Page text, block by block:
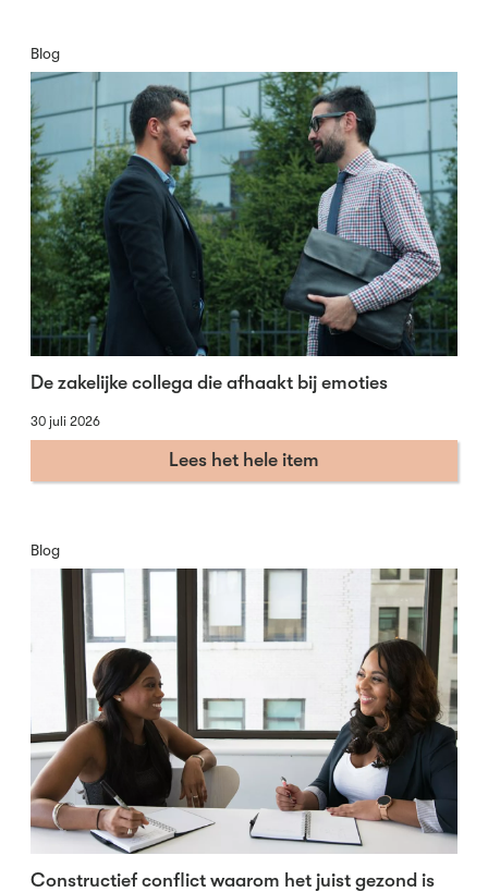
Blog
De zakelijke collega die afhaakt bij emoties
30 juli 2026
Lees het hele item
Blog
Constructief conflict waarom het juist gezond is